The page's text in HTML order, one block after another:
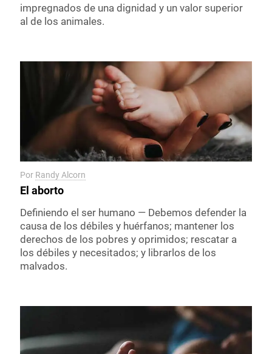
impregnados de una dignidad y un valor superior
al de los animales.
Por Randy Alcorn
El aborto
Definiendo el ser humano — Debemos defender la
causa de los débiles y huérfanos; mantener los
derechos de los pobres y oprimidos; rescatar a
los débiles y necesitados; y librarlos de los
malvados.